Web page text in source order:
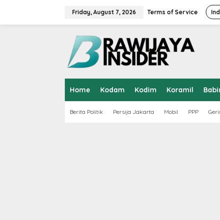
Friday, August 7, 2026 Terms of Service
Home Kodam Kodim Koramil
Berita Politik Persija Jakarta Mobil PPP